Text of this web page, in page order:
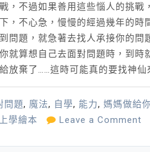
，不過如果善用這些惱人的挑戰
，不心急，慢慢的經過幾年的時
問題，就急著去找人承接你的問
就算想自己去面對問題時，到時
放棄了……這時可能真的要找神仙
問題, 魔法, 自學, 能力, 媽媽做給
上學繪本 Leave a Comment